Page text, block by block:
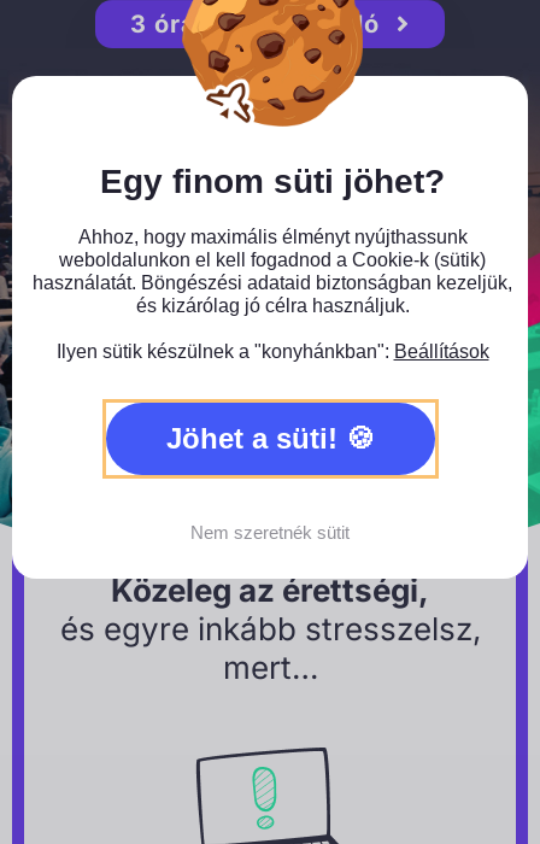
3 órás gyorstalpaló
Közeleg az érettségi,
és egyre inkább stresszelsz,
mert…
Egy finom süti jöhet?
Ahhoz, hogy maximális élményt nyújthassunk
weboldalunkon el kell fogadnod a Cookie-k (sütik)
használatát. Böngészési adataid biztonságban kezeljük,
és kizárólag jó célra használjuk.
Ilyen sütik készülnek a "konyhánkban": Beállítások
Jöhet a süti!
Nem szeretnék sütit
Close GDPR Cookie Banner